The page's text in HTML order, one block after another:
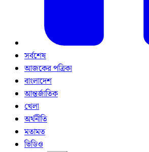
সর্বশেষ
আজকের পত্রিকা
বাংলাদেশ
আন্তর্জাতিক
খেলা
অর্থনীতি
মতামত
ভিডিও